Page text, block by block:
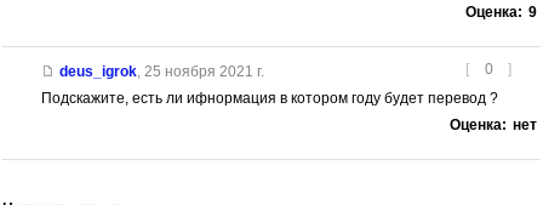
Оценка: 9
[ 0 ]
deus_igrok, 25 ноября 2021 г.
Подскажите, есть ли ифнормация в котором году будет перевод ?
Оценка: нет